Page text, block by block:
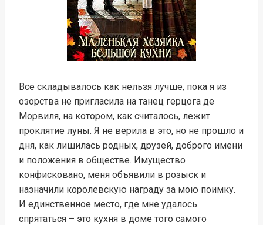
Всё складывалось как нельзя лучше, пока я из
озорства не пригласила на танец герцога де
Морвиля, на котором, как считалось, лежит
проклятие луны. Я не верила в это, но не прошло и
дня, как лишилась родных, друзей, доброго имени
и положения в обществе. Имущество
конфисковано, меня объявили в розыск и
назначили королевскую награду за мою поимку.
И единственное место, где мне удалось
спрятаться – это кухня в доме того самого